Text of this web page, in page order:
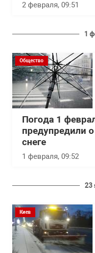
2 февраля, 09:51
1
Общество
Погода 1
предупредили
снеге
1 февраля, 09:52
23
Киев